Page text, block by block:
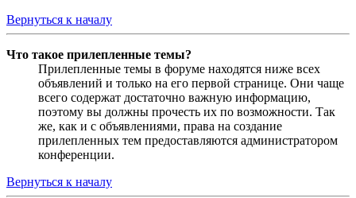
Вернуться к началу
Что такое прилепленные темы?
Прилепленные темы в форуме находятся ниже всех
объявлений и только на его первой странице. Они чаще
всего содержат достаточно важную информацию,
поэтому вы должны прочесть их по возможности. Так
же, как и с объявлениями, права на создание
прилепленных тем предоставляются администратором
конференции.
Вернуться к началу